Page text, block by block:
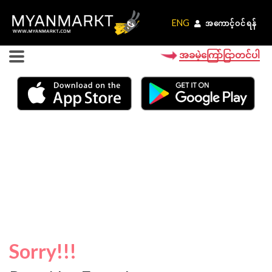
ENG အကောင့်ဝင်ရန်
ENG အကောင့်ဝင်ရန်
အခမဲ့ကြော်ငြာတင်ပါ
Sorry!!!